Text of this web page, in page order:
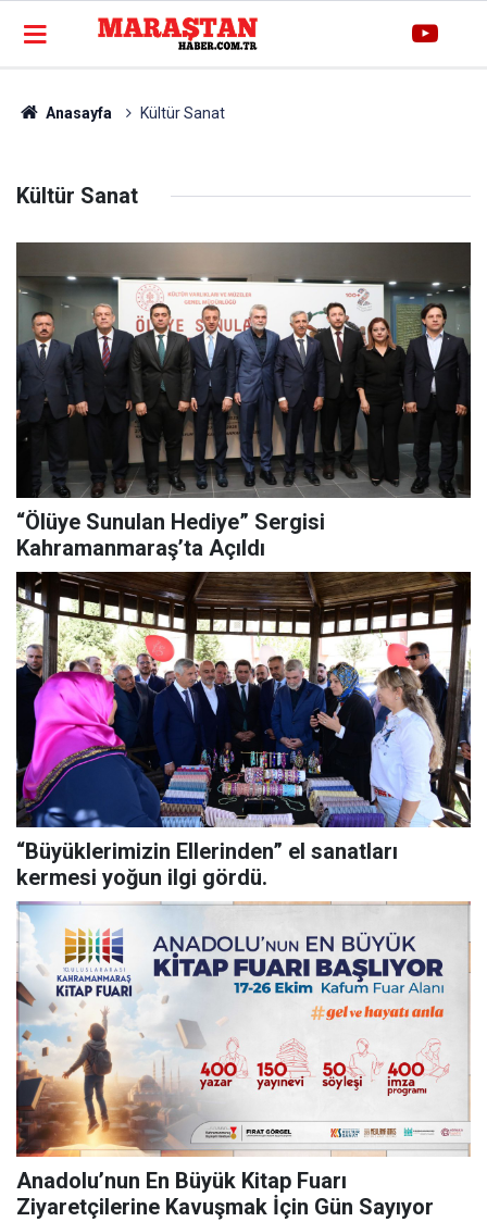
Anasayfa Kültür Sanat
Kültür Sanat
“Ölüye Sunulan Hediye” Sergisi
Kahramanmaraş’ta Açıldı
“Büyüklerimizin Ellerinden” el sanatları
kermesi yoğun ilgi gördü.
Anadolu’nun En Büyük Kitap Fuarı
Ziyaretçilerine Kavuşmak İçin Gün Sayıyor